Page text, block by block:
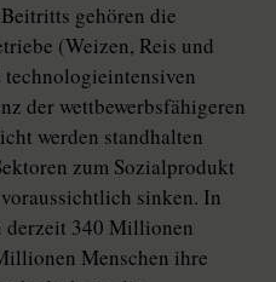
gehören die
(Weizen, Reis und
der wettbewerbsfähigeren
werden standhalten
zum Sozialprodukt
sinken. In
derzeit 340 Millionen
Menschen ihre